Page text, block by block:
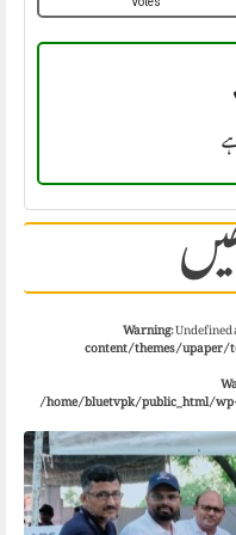
Warning:
content/themes/
/home/bluetvpk/public_html/